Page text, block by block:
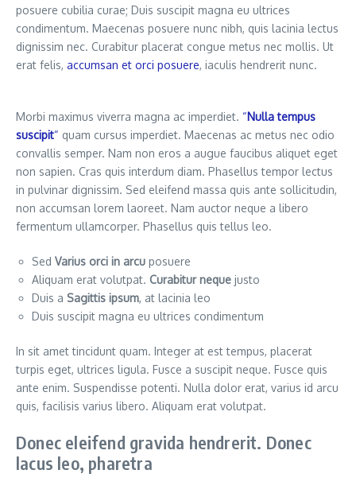
posuere cubilia curae; Duis suscipit magna eu ultrices
condimentum. Maecenas posuere nunc nibh, quis lacinia lectus
dignissim nec. Curabitur placerat congue metus nec mollis. Ut
erat felis, accumsan et orci posuere, iaculis hendrerit nunc.
Morbi maximus viverra magna ac imperdiet. “Nulla tempus
suscipit“ quam cursus imperdiet. Maecenas ac metus nec odio
convallis semper. Nam non eros a augue faucibus aliquet eget
non sapien. Cras quis interdum diam. Phasellus tempor lectus
in pulvinar dignissim. Sed eleifend massa quis ante sollicitudin,
non accumsan lorem laoreet. Nam auctor neque a libero
fermentum ullamcorper. Phasellus quis tellus leo.
Sed Varius orci in arcu posuere
Aliquam erat volutpat. Curabitur neque justo
Duis a Sagittis ipsum, at lacinia leo
Duis suscipit magna eu ultrices condimentum
In sit amet tincidunt quam. Integer at est tempus, placerat
turpis eget, ultrices ligula. Fusce a suscipit neque. Fusce quis
ante enim. Suspendisse potenti. Nulla dolor erat, varius id arcu
quis, facilisis varius libero. Aliquam erat volutpat.
Donec eleifend gravida hendrerit. Donec
lacus leo, pharetra